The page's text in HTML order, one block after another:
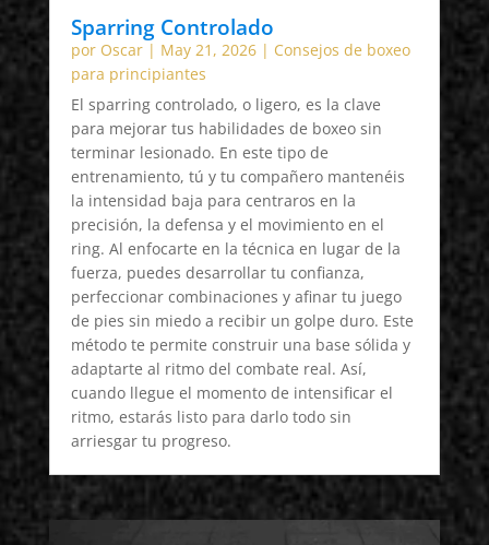
Sparring Controlado
por Oscar| May 21, 2026| Consejos de boxeo
para principiantes
El sparring controlado, o ligero, es la clave
para mejorar tus habilidades de boxeo sin
terminar lesionado. En este tipo de
entrenamiento, tú y tu compañero mantenéis
la intensidad baja para centraros en la
precisión, la defensa y el movimiento en el
ring. Al enfocarte en la técnica en lugar de la
fuerza, puedes desarrollar tu confianza,
perfeccionar combinaciones y afinar tu juego
de pies sin miedo a recibir un golpe duro. Este
método te permite construir una base sólida y
adaptarte al ritmo del combate real. Así,
cuando llegue el momento de intensificar el
ritmo, estarás listo para darlo todo sin
arriesgar tu progreso.